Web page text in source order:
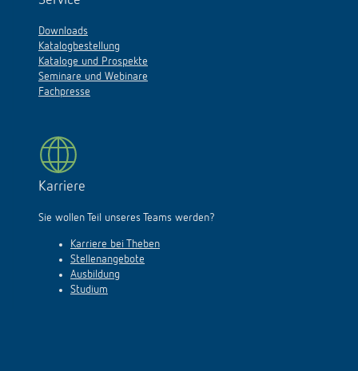
Downloads
Katalogbestellung
Kataloge und Prospekte
Seminare und Webinare
Fachpresse
Karriere
Sie wollen Teil unseres Teams werden?
Karriere bei Theben
Stellenangebote
Ausbildung
Studium